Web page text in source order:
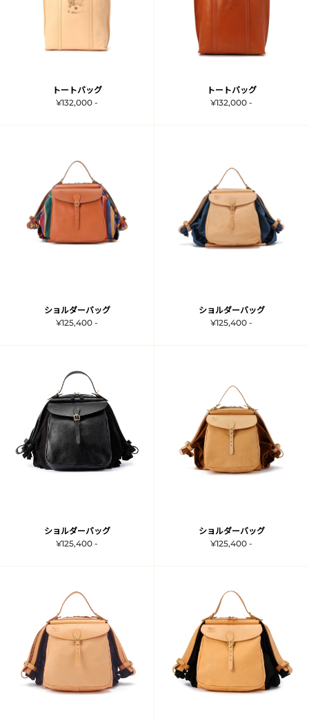
トートバッグ
¥132,000 -
トートバッグ
¥132,000 -
ショルダーバッグ
¥125,400 -
ショルダーバッグ
¥125,400 -
ショルダーバッグ
¥125,400 -
ショルダーバッグ
¥125,400 -